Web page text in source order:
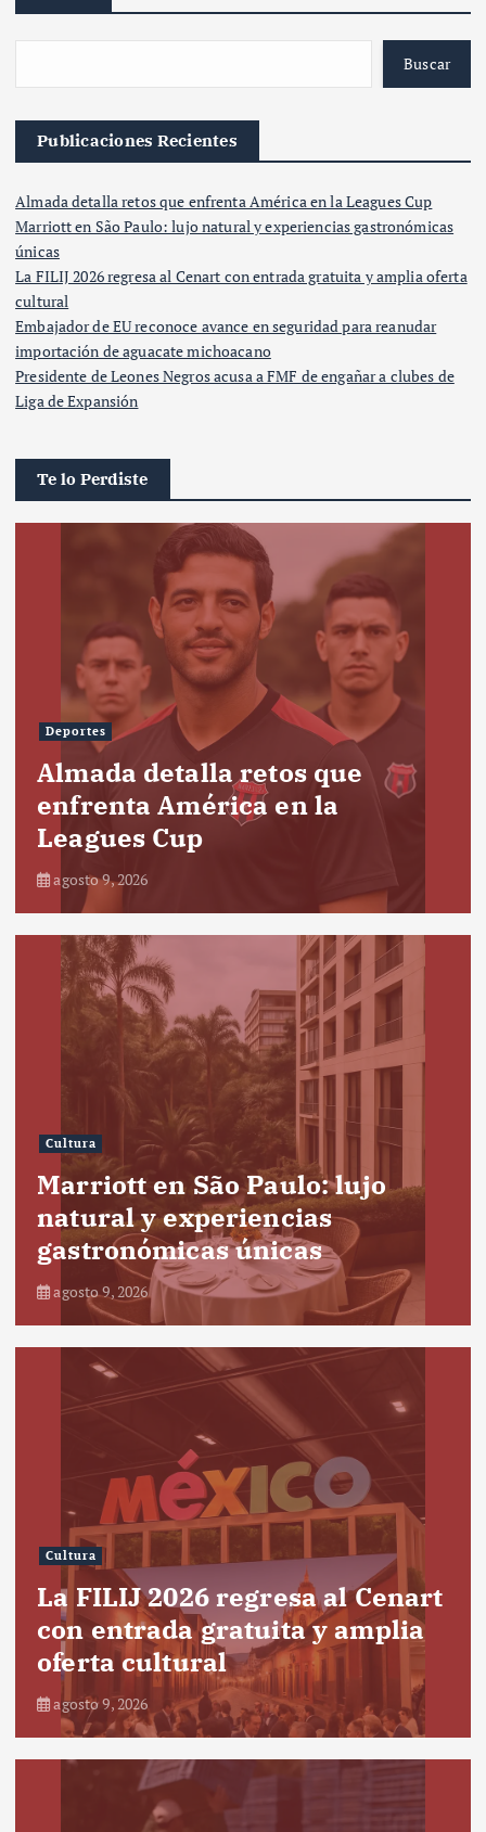
Buscar
Publicaciones Recientes
Almada detalla retos que enfrenta América en la Leagues Cup
Marriott en São Paulo: lujo natural y experiencias gastronómicas
únicas
La FILIJ 2026 regresa al Cenart con entrada gratuita y amplia oferta
cultural
Embajador de EU reconoce avance en seguridad para reanudar
importación de aguacate michoacano
Presidente de Leones Negros acusa a FMF de engañar a clubes de
Liga de Expansión
Te lo Perdiste
Deportes
Almada detalla retos que
enfrenta América en la
Leagues Cup
agosto 9, 2026
Cultura
Marriott en São Paulo: lujo
natural y experiencias
gastronómicas únicas
agosto 9, 2026
Cultura
La FILIJ 2026 regresa al Cenart
con entrada gratuita y amplia
oferta cultural
agosto 9, 2026